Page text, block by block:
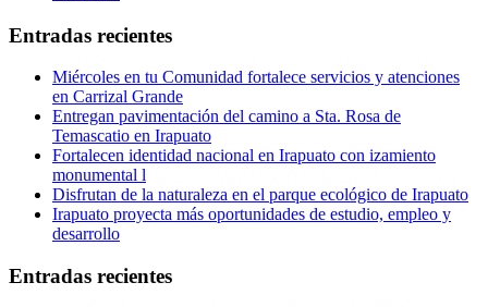
Entradas recientes
Miércoles en tu Comunidad fortalece servicios y atenciones
en Carrizal Grande
Entregan pavimentación del camino a Sta. Rosa de
Temascatio en Irapuato
Fortalecen identidad nacional en Irapuato con izamiento
monumental l
Disfrutan de la naturaleza en el parque ecológico de Irapuato
Irapuato proyecta más oportunidades de estudio, empleo y
desarrollo
Entradas recientes